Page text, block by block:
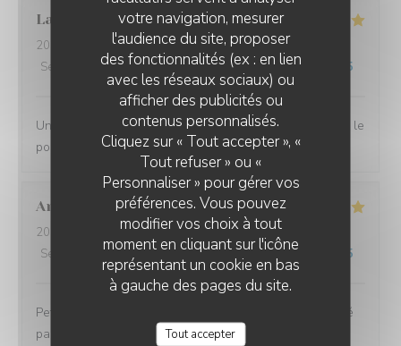
votre navigation, mesurer
l'audience du site, proposer
des fonctionnalités (ex : en lien
avec les réseaux sociaux) ou
afficher des publicités ou
contenus personnalisés.
Cliquez sur « Tout accepter », «
Tout refuser » ou «
Personnaliser » pour gérer vos
préférences. Vous pouvez
modifier vos choix à tout
moment en cliquant sur l'icône
représentant un cookie en bas
à gauche des pages du site.
Tout accepter
Laurent
2026-07-10
- 12:00 - Couverts 2
Service
/5 Ambiance: 5 /5 Cuisine :5/5 Qualité / Prix /5
Une très bonne halte. Nous nous sommes régalés avec le
poulpe du chef.
Andrea
2026-07-08
- 19:00 - Couverts 2
Service
/5 Ambiance :5 /5 Cuisine: 5/5 Qualité / Prix /5
Petit restaurant à Saint Laurent qui m'a été recommandé
par une amie et on a bien fait d'y aller ! Le poulpe était
L'EBULLITION